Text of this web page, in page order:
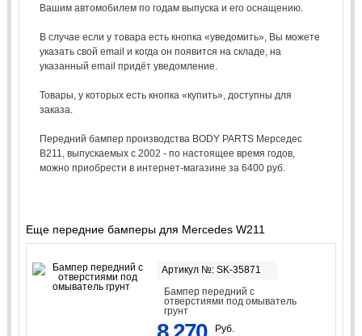
Вашим автомобилем по годам выпуска и его оснащению.
В случае если у товара есть кнопка «уведомить», Вы можете
указать свой email и когда он появится на складе, на
указанный email придёт уведомление.
Товары, у которых есть кнопка «купить», доступны для
заказа.
Передний бампер производства BODY PARTS Мерседес
В211, выпускаемых с 2002 - по настоящее время годов,
можно приобрести в интернет-магазине за 6400 руб.
Еще передние бамперы для Mercedes W211
Артикул №: SK-35871
Бампер передний с
отверстиями под омыватель
грунт
Руб.